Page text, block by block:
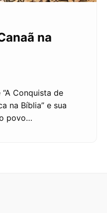
na
Conquista de
na Bíblia” e sua
povo…